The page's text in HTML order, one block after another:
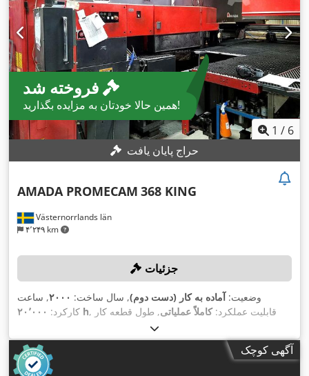
همین حالا خودتان به مزایده بگذارید!
1 / 6
حراج پایان یافت
Västernorrlands län
۴٬۲۴۹ km
AMADA PROMECAM 368 KING
جزئیات
وضعیت:آماده به کار (دست دوم), سال ساخت: ۲۰۰۰, ساعت
کارکرد: ۲۰٬۰۰۰ h , قابلیت عملکرد:کاملاً عملیاتی, طول قطعه کار
, حداکثر عرض قطعه کار:
آگهی کوچک